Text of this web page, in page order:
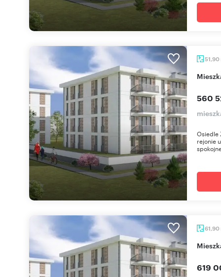
51,90
560
Osiedle
rejonie
61,90
619